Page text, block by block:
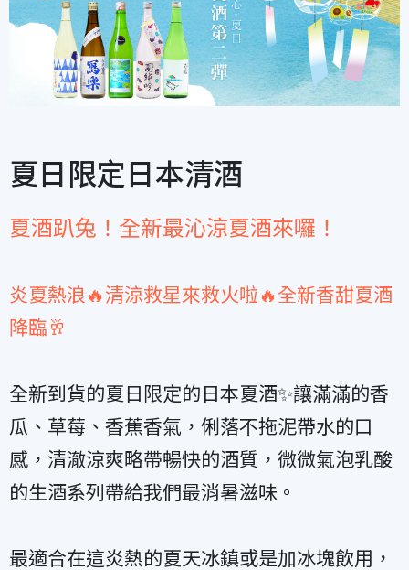
夏日限定日本清酒
夏酒趴兔！全新最沁涼夏酒來囉！
炎夏熱浪🔥清涼救星來救火啦🔥全新香甜夏酒
降臨🥂
全新到貨的夏日限定的日本夏酒✨讓滿滿的香
瓜、草莓、香蕉香氣，俐落不拖泥帶水的口
感，清澈涼爽略帶暢快的酒質，微微氣泡乳酸
的生酒系列帶給我們最消暑滋味。
最適合在這炎熱的夏天冰鎮或是加冰塊飲用，